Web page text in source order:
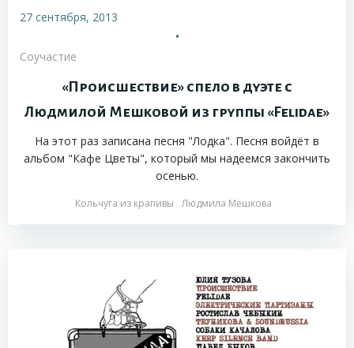
27 сентября, 2013
•
Соучастие
«Происшествие» спело в дуэте с
Людмилой Мешковой из группы «Felidae»
На этот раз записана песня "Лодка". Песня войдёт в
альбом "Кафе Цветы", который мы надеемся закончить
осенью.
Кольчуга из крапивы Людмила Мешкова